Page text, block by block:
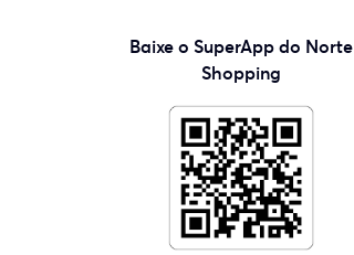
Baixe o SuperApp do Norte
Shopping